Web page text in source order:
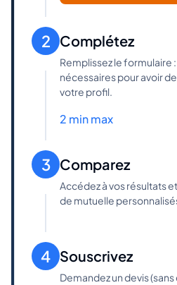
2 Complétez
Remplissez le formulaire
nécessaires pour avoir
votre profil.
2 min max
3 Comparez
Accédez à vos résultats
de mutuelle
4 Souscrivez
Demandez un devis